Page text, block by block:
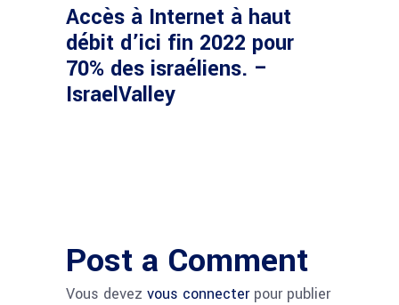
Accès à Internet à haut
débit d’ici fin 2022 pour
70% des israéliens. –
IsraelValley
Post a Comment
Vous devez vous connecterpour publier